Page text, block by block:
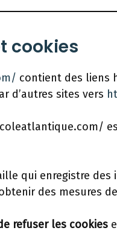
cookies
contient des liens
d’autres sites vers
qui enregistre
des mesures
refuser les cookies